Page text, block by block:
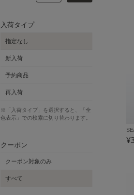
入荷タイプ
指定なし
新入荷
予約商品
再入荷
※「入荷タイプ」を選択すると、「全
色表示」での検索に切り替わります。
クーポン
クーポン対象のみ
すべて